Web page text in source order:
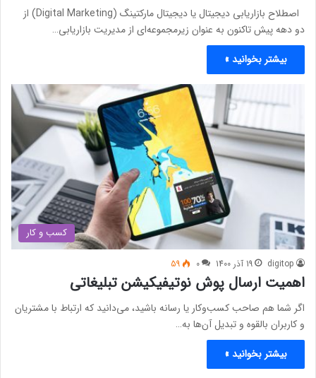
اصطلاح بازاریابی دیجیتال یا دیجیتال مارکتینگ (Digital Marketing) از
دو دهه پیش تاکنون به عنوان زیرمجموعه‌ای از مدیریت بازاریابی…
بیشتر بخوانید »
کسب و کار
digitop 19 آذر 1400 0
59
اهمیت ارسال پوش نوتیفیکیشن تبلیغاتی
اگر شما هم صاحب کسب‌و‌کار یا رسانه‌ باشید، می‌دانید که ارتباط با مشتریان
و کاربران بالقوه و تبدیل آن‌ها به…
بیشتر بخوانید »